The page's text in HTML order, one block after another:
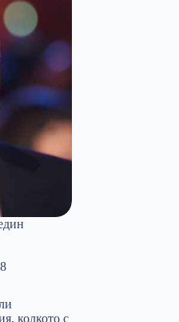
колкото с